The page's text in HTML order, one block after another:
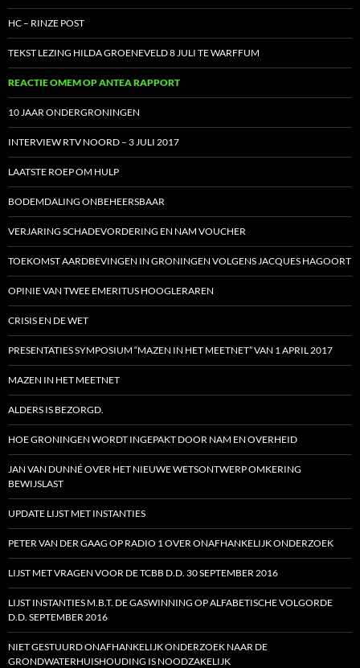
HC – RINZE POST
TEKST LEZING HILDA GROENEVELD 8 JULI TE WARFFUM
REACTIE OMEM OP ANTEA RAPPORT
10 JAAR ONDERGRONINGEN
INTERVIEW RTV NOORD – 3 JULI 2017
LAATSTE ROEP OM HULP
BODEMDALING ONBEHEERSBAAR
VERJARING SCHADEVORDERING EN NAM VOUCHER
TOEKOMST AARDBEVINGEN IN GRONINGEN VOLGENS JACQUES HAGOORT
OPINIE VAN TWEE EMERITUS HOOGLERAREN
CRISIS EN DE WET
PRESENTATIES SYMPOSIUM “MAZEN IN HET MEETNET” VAN 1 APRIL 2017
MAZEN IN HET MEETNET
ALDERS IS BEZORGD.
HOE GRONINGEN WORDT INGEPAKT DOOR NAM EN OVERHEID
JAN VAN DUNNÉ OVER HET NIEUWE WETSONTWERP OMKERING
BEWIJSLAST
UPDATE LIJST MET INSTANTIES
PETER VAN DER GAAG OP RADIO 1 OVER ONAFHANKELIJK ONDERZOEK
LIJST MET VRAGEN VOOR DE TCBB D.D. 30 SEPTEMBER 2016
LIJST INSTANTIES M.B.T. DE GASWINNING OP ALFABETISCHE VOLGORDE
D.D. SEPTEMBER 2016
NIET GESTUURD ONAFHANKELIJK ONDERZOEK NAAR DE
GRONDWATERHUISHOUDING IS NOODZAKELIJK